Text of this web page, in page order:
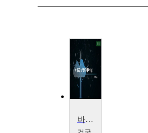
바이오헬스 빅데이터 마이닝